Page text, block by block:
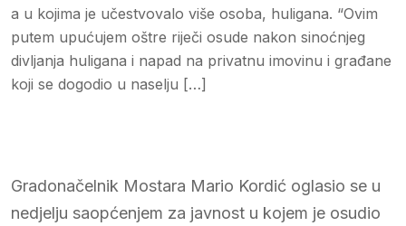
a u kojima je učestvovalo više osoba, huligana. “Ovim
putem upućujem oštre riječi osude nakon sinoćnjeg
divljanja huligana i napad na privatnu imovinu i građane
koji se dogodio u naselju […]
Gradonačelnik Mostara Mario Kordić oglasio se u
nedjelju saopćenjem za javnost u kojem je osudio